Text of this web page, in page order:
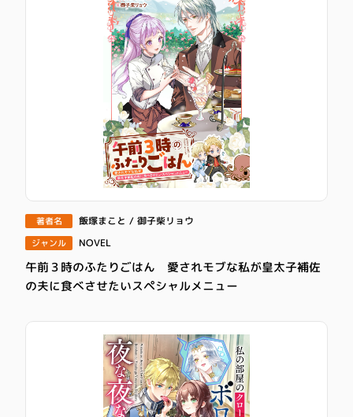
著者名 飯塚まこと / 御子柴リョウ
ジャンル NOVEL
午前３時のふたりごはん 愛されモブな私が皇太子補佐
の夫に食べさせたいスペシャルメニュー